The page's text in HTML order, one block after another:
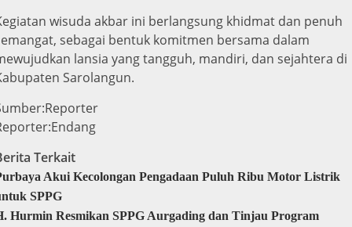
wisuda akbar ini berlangsung khidmat dan penuh
sebagai bentuk komitmen bersama dalam
lansia yang tangguh, mandiri, dan sejahtera di
Sarolangun.
Terkait
Akui Kecolongan Pengadaan Puluh Ribu Motor Listrik
SPPG
Hurmin Resmikan SPPG Aurgading dan Tinjau Program